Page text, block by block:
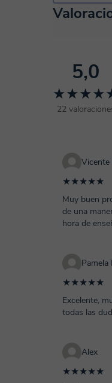
5,0
22
Vicente
★★★★★
Muy buen
de una
hora de
Pamela
★★★★★
Excelente,
todas las
Alex
★★★★★